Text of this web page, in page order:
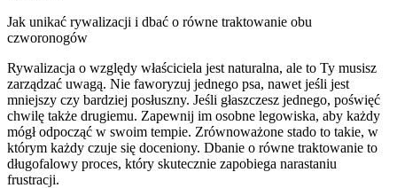
Jak unikać rywalizacji i dbać o równe traktowanie obu
czworonogów
Rywalizacja o względy właściciela jest naturalna, ale to Ty musisz
zarządzać uwagą. Nie faworyzuj jednego psa, nawet jeśli jest
mniejszy czy bardziej posłuszny. Jeśli głaszczesz jednego, poświęć
chwilę także drugiemu. Zapewnij im osobne legowiska, aby każdy
mógł odpocząć w swoim tempie. Zrównoważone stado to takie, w
którym każdy czuje się doceniony. Dbanie o równe traktowanie to
długofalowy proces, który skutecznie zapobiega narastaniu
frustracji.